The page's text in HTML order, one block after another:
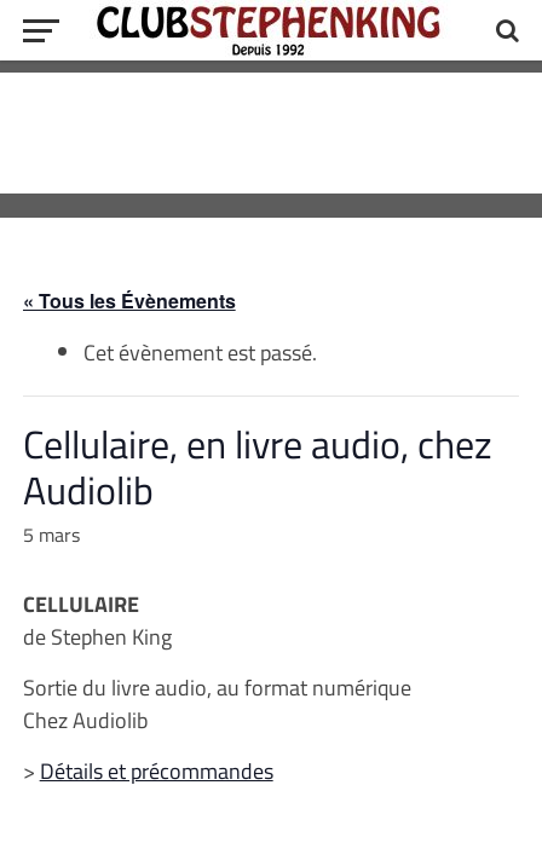
« Tous les Évènements
Cet évènement est passé.
Cellulaire, en livre audio, chez
Audiolib
5 mars
CELLULAIRE
de Stephen King
Sortie du livre audio, au format numérique
Chez Audiolib
> Détails et précommandes